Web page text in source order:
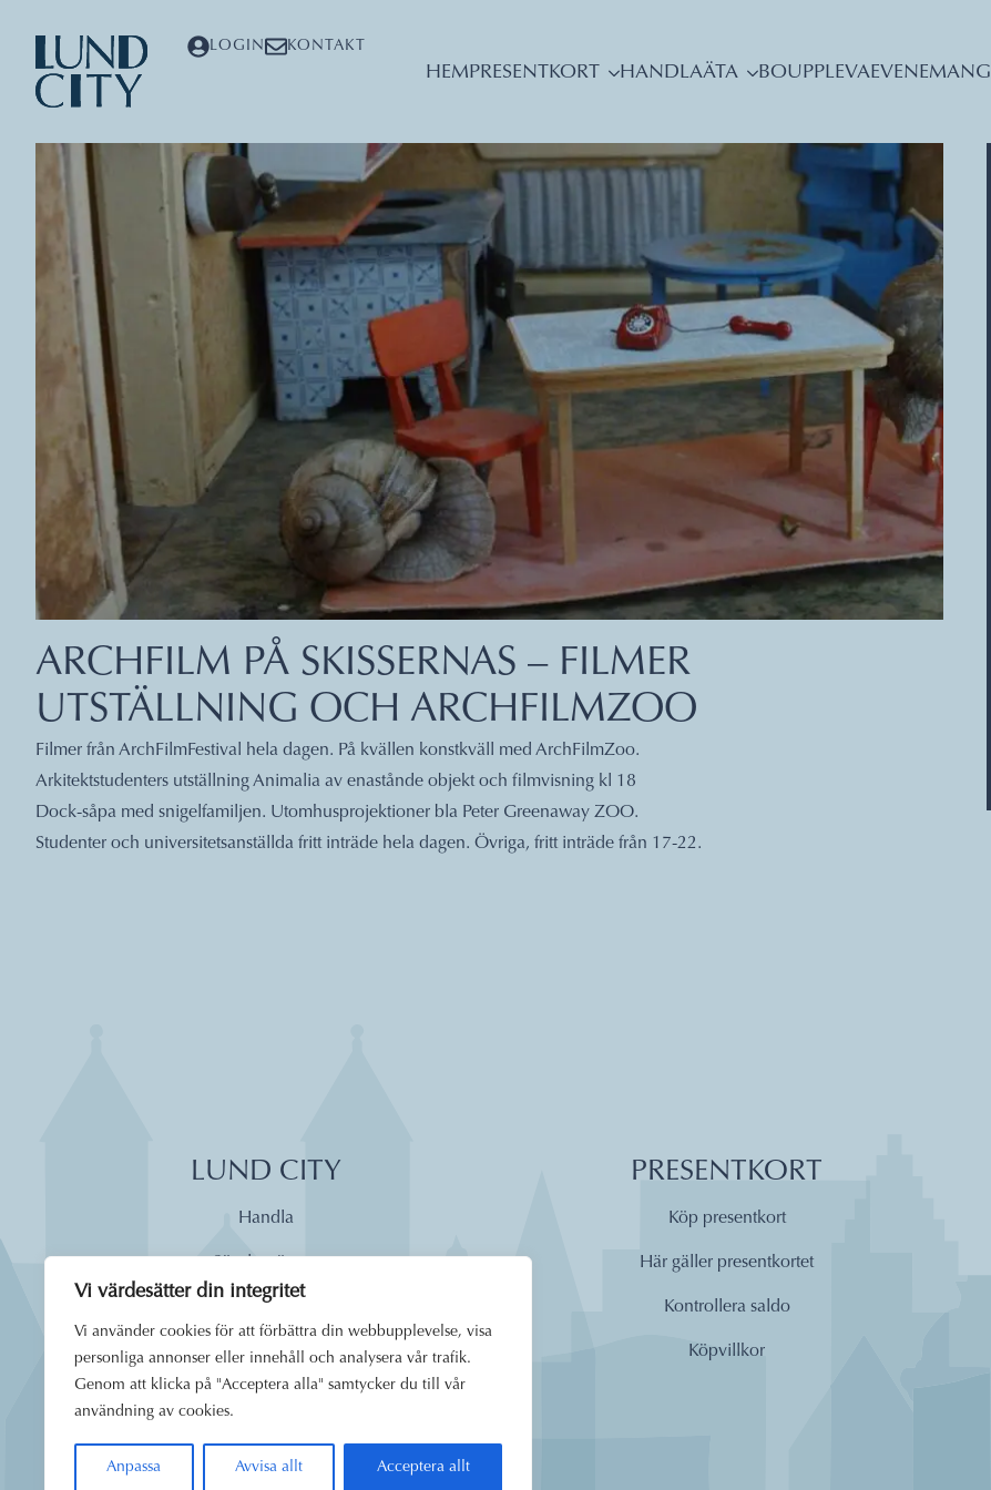
Vi värdesätter din integritet
Vi använder cookies för att förbättra din webbupplevelse, visa
personliga annonser eller innehåll och analysera vår trafik.
Genom att klicka på "Acceptera alla" samtycker du till vår
användning av cookies.
Anpassa Avvisa allt Acceptera allt
LOGIN KONTAKT
HEMPRESENTKORT HANDLAÄTA BOUPPLEVAEVENEMANG
ARCHFILM PÅ SKISSERNAS – FILMER
UTSTÄLLNING OCH ARCHFILMZOO
Filmer från ArchFilmFestival hela dagen. På kvällen konstkväll med ArchFilmZoo.
Arkitektstudenters utställning Animalia av enastånde objekt och filmvisning kl 18
Dock-såpa med snigelfamiljen. Utomhusprojektioner bla Peter Greenaway ZOO.
Studenter och universitetsanställda fritt inträde hela dagen. Övriga, fritt inträde från 17-22.
LUND CITY
Handla
Äta
Dagens lunch
Boende
Uppleva
PRESENTKORT
Köp presentkort
Här gäller presentkortet
Kontrollera saldo
Köpvillkor